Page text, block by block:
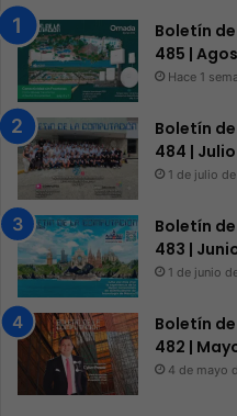
Boletín
485 |
Hace 1
Boletín
484 |
1 de julio
Boletín
483 |
1 de junio
Boletín
482 |
4 de mayo